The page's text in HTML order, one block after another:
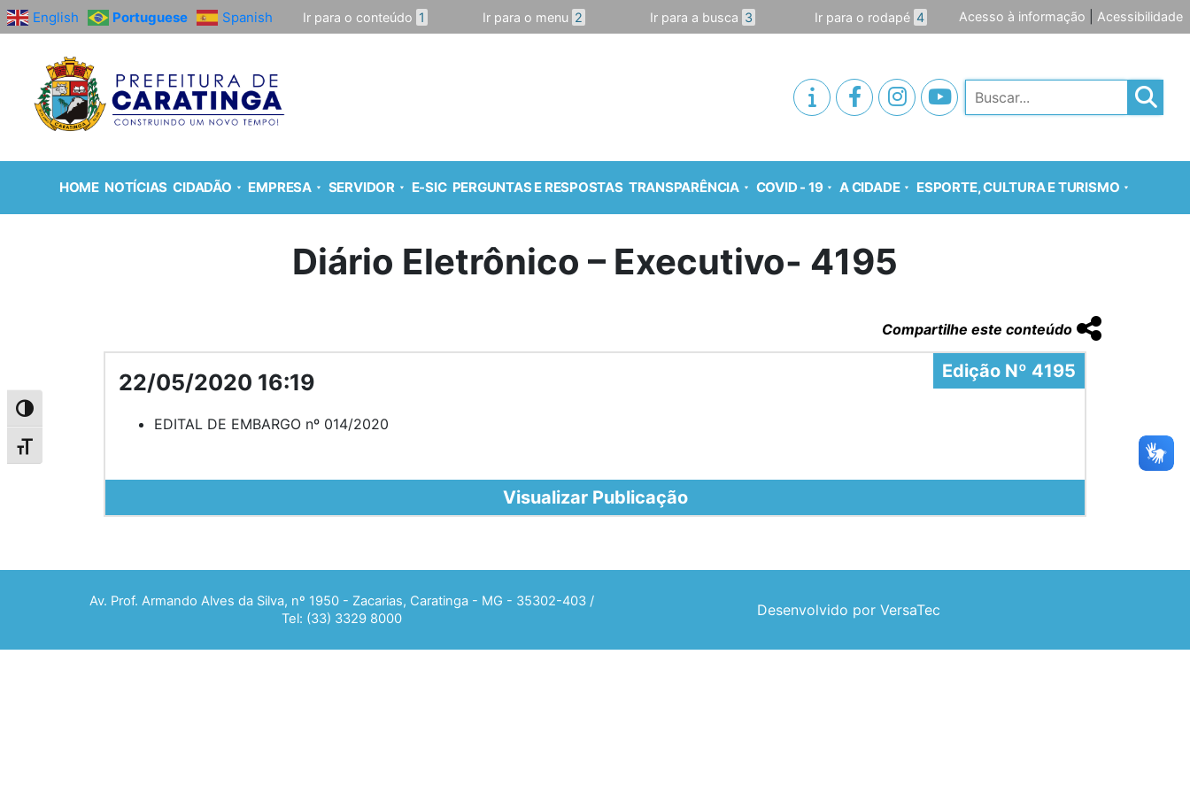
Alternar alto contraste
Alternar tamanho da fonte
English Portuguese Spanish Ir para o conteúdo 1 Ir para o menu 2 Ir para a busca 3 Ir para o rodapé 4 Acesso à informação Acessibilidade
Pesquisar
HOME NOTÍCIAS CIDADÃO EMPRESA SERVIDOR E-SIC PERGUNTAS E RESPOSTAS TRANSPARÊNCIA COVID - 19 A CIDADE ESPORTE, CULTURA E TURISMO
Diário Eletrônico – Executivo- 4195
Compartilhe este conteúdo
Edição Nº 4195
22/05/2020 16:19
EDITAL DE EMBARGO nº 014/2020
Visualizar Publicação
Av. Prof. Armando Alves da Silva, nº 1950 - Zacarias, Caratinga - MG - 35302-403 /
Tel: (33) 3329 8000
Desenvolvido por VersaTec